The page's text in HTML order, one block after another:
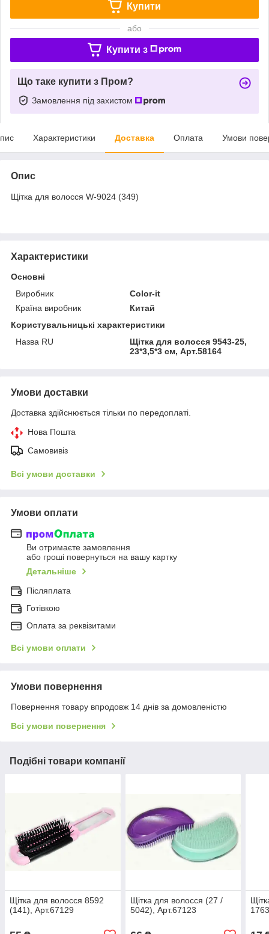
Купити
або
Купити з
Що таке купити з Пром?
Замовлення під захистом
Характеристики Доставка Оплата Умови
Опис
Щітка для волосся W-9024 (349)
Характеристики
Основні
Виробник
Color-it
Країна виробник
Китай
Користувальницькі характеристики
Назва RU
Щітка для волосся 9543-25,
23*3,5*3 см, Арт.58164
Умови доставки
Доставка здійснюється тільки по передоплаті.
Нова Пошта
Самовивіз
Всі умови доставки
Умови оплати
Ви отримаєте замовлення
або гроші повернуться на вашу картку
Детальніше
Післяплата
Готівкою
Оплата за реквізитами
Всі умови оплати
Умови повернення
Повернення товару впродовж 14 днів за домовленістю
Всі умови повернення
Подібні товари компанії
Щітка для волосся 8592
(141), Арт.67129
Щітка для волосся (27 /
5042), Арт.67123